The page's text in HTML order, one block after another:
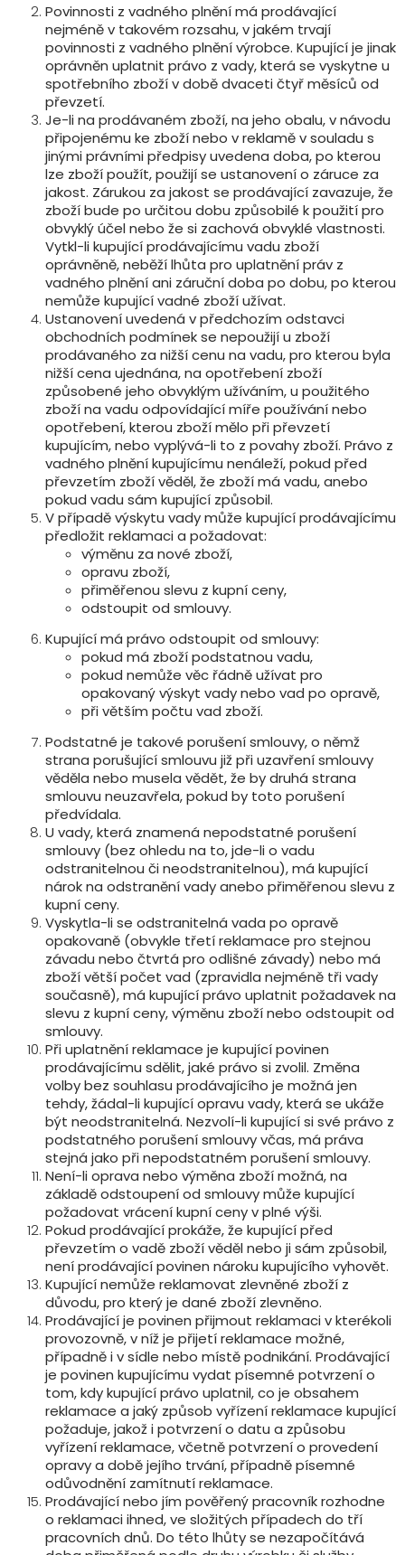
Povinnosti z vadného plnění má prodávající
nejméně v takovém rozsahu, v jakém trvají
povinnosti z vadného plnění výrobce. Kupující je jinak
oprávněn uplatnit právo z vady, která se vyskytne u
spotřebního zboží v době dvaceti čtyř měsíců od
převzetí.
Je-li na prodávaném zboží, na jeho obalu, v návodu
připojenému ke zboží nebo v reklamě v souladu s
jinými právními předpisy uvedena doba, po kterou
lze zboží použít, použijí se ustanovení o záruce za
jakost. Zárukou za jakost se prodávající zavazuje, že
zboží bude po určitou dobu způsobilé k použití pro
obvyklý účel nebo že si zachová obvyklé vlastnosti.
Vytkl-li kupující prodávajícímu vadu zboží
oprávněně, neběží lhůta pro uplatnění práv z
vadného plnění ani záruční doba po dobu, po kterou
nemůže kupující vadné zboží užívat.
Ustanovení uvedená v předchozím odstavci
obchodních podmínek se nepoužijí u zboží
prodávaného za nižší cenu na vadu, pro kterou byla
nižší cena ujednána, na opotřebení zboží
způsobené jeho obvyklým užíváním, u použitého
zboží na vadu odpovídající míře používání nebo
opotřebení, kterou zboží mělo při převzetí
kupujícím, nebo vyplývá-li to z povahy zboží. Právo z
vadného plnění kupujícímu nenáleží, pokud před
převzetím zboží věděl, že zboží má vadu, anebo
pokud vadu sám kupující způsobil.
V případě výskytu vady může kupující prodávajícímu
předložit reklamaci a požadovat:
výměnu za nové zboží,
opravu zboží,
přiměřenou slevu z kupní ceny,
odstoupit od smlouvy.
Kupující má právo odstoupit od smlouvy:
pokud má zboží podstatnou vadu,
pokud nemůže věc řádně užívat pro
opakovaný výskyt vady nebo vad po opravě,
při větším počtu vad zboží.
Podstatné je takové porušení smlouvy, o němž
strana porušující smlouvu již při uzavření smlouvy
věděla nebo musela vědět, že by druhá strana
smlouvu neuzavřela, pokud by toto porušení
předvídala.
U vady, která znamená nepodstatné porušení
smlouvy (bez ohledu na to, jde-li o vadu
odstranitelnou či neodstranitelnou), má kupující
nárok na odstranění vady anebo přiměřenou slevu z
kupní ceny.
Vyskytla-li se odstranitelná vada po opravě
opakovaně (obvykle třetí reklamace pro stejnou
závadu nebo čtvrtá pro odlišné závady) nebo má
zboží větší počet vad (zpravidla nejméně tři vady
současně), má kupující právo uplatnit požadavek na
slevu z kupní ceny, výměnu zboží nebo odstoupit od
smlouvy.
Při uplatnění reklamace je kupující povinen
prodávajícímu sdělit, jaké právo si zvolil. Změna
volby bez souhlasu prodávajícího je možná jen
tehdy, žádal-li kupující opravu vady, která se ukáže
být neodstranitelná. Nezvolí-li kupující si své právo z
podstatného porušení smlouvy včas, má práva
stejná jako při nepodstatném porušení smlouvy.
Není-li oprava nebo výměna zboží možná, na
základě odstoupení od smlouvy může kupující
požadovat vrácení kupní ceny v plné výši.
Pokud prodávající prokáže, že kupující před
převzetím o vadě zboží věděl nebo ji sám způsobil,
není prodávající povinen nároku kupujícího vyhovět.
Kupující nemůže reklamovat zlevněné zboží z
důvodu, pro který je dané zboží zlevněno.
Prodávající je povinen přijmout reklamaci v kterékoli
provozovně, v níž je přijetí reklamace možné,
případně i v sídle nebo místě podnikání. Prodávající
je povinen kupujícímu vydat písemné potvrzení o
tom, kdy kupující právo uplatnil, co je obsahem
reklamace a jaký způsob vyřízení reklamace kupující
požaduje, jakož i potvrzení o datu a způsobu
vyřízení reklamace, včetně potvrzení o provedení
opravy a době jejího trvání, případně písemné
odůvodnění zamítnutí reklamace.
Prodávající nebo jím pověřený pracovník rozhodne
o reklamaci ihned, ve složitých případech do tří
pracovních dnů. Do této lhůty se nezapočítává